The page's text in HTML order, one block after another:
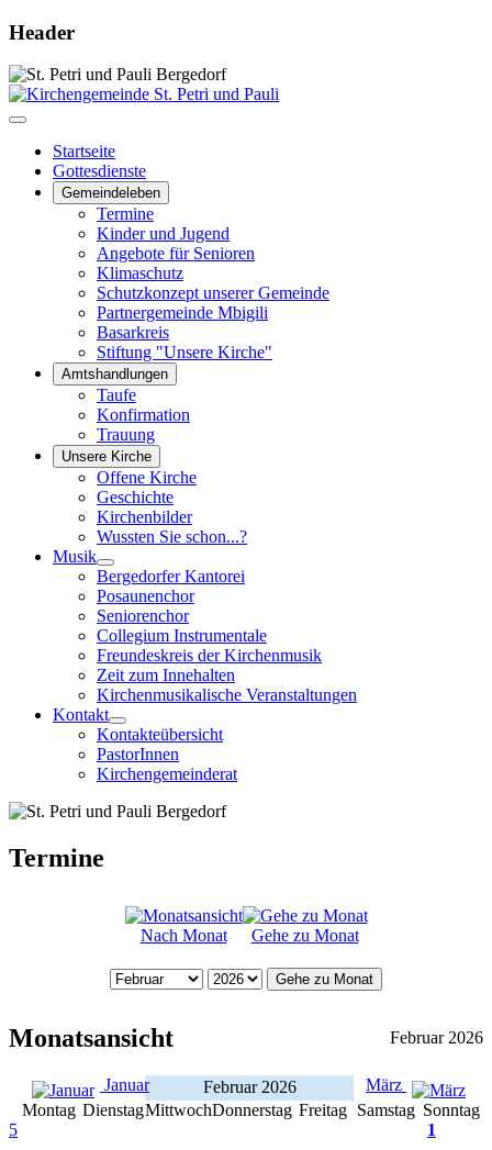
Header
Startseite
Gottesdienste
Gemeindeleben
Termine
Kinder und Jugend
Angebote für Senioren
Klimaschutz
Schutzkonzept unserer Gemeinde
Partnergemeinde Mbigili
Basarkreis
Stiftung "Unsere Kirche"
Amtshandlungen
Taufe
Konfirmation
Trauung
Unsere Kirche
Offene Kirche
Geschichte
Kirchenbilder
Wussten Sie schon...?
Musik
Bergedorfer Kantorei
Posaunenchor
Seniorenchor
Collegium Instrumentale
Freundeskreis der Kirchenmusik
Zeit zum Innehalten
Kirchenmusikalische Veranstaltungen
Kontakt
Kontakteübersicht
PastorInnen
Kirchengemeinderat
Termine
Nach Monat Gehe zu Monat
Gehe zu Monat
Monatsansicht Februar 2026
Januar Februar 2026
März
Montag DienstagMittwochDonnerstag Freitag Samstag Sonntag
5
1